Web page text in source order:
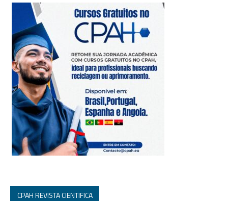
CPAH REVISTA CIENTIFICA